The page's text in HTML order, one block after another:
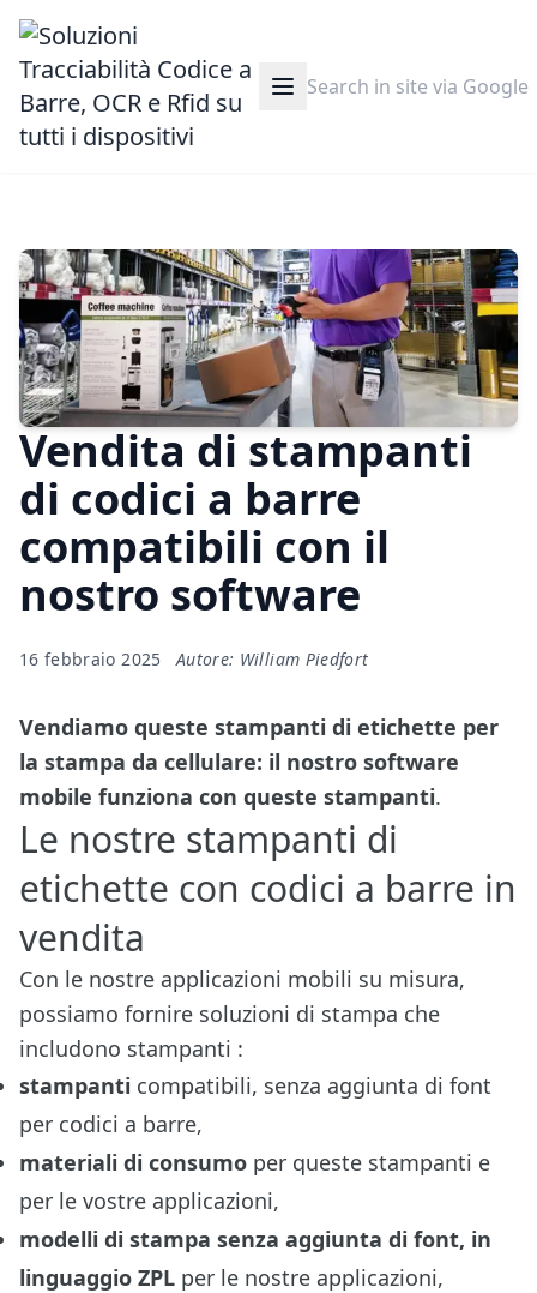
Vendita di stampanti
di codici a barre
compatibili con il
nostro software
16 febbraio 2025 Autore: William Piedfort
Vendiamo queste stampanti di etichette per
la stampa da cellulare: il nostro software
mobile funziona con queste stampanti.
Le nostre stampanti di
etichette con codici a barre in
vendita
Con le nostre applicazioni mobili su misura,
possiamo fornire soluzioni di stampa che
includono stampanti :
stampanti compatibili, senza aggiunta di font
per codici a barre,
materiali di consumo per queste stampanti e
per le vostre applicazioni,
modelli di stampa senza aggiunta di font, in
linguaggio ZPL per le nostre applicazioni,